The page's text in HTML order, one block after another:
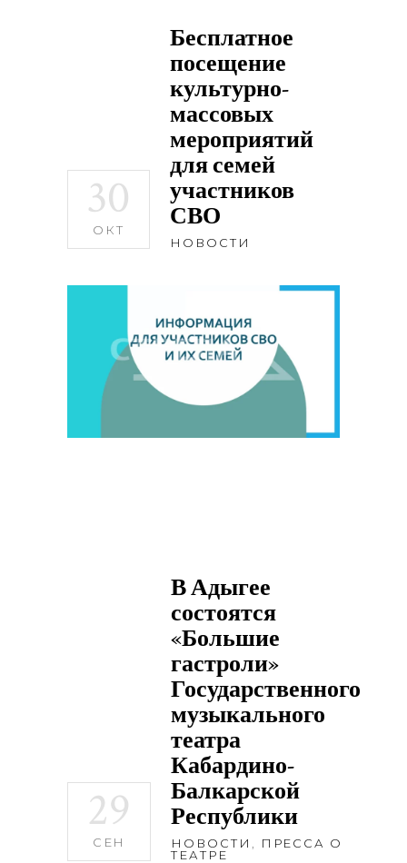
30
ОКТ
Бесплатное
посещение
культурно-
массовых
мероприятий
для семей
участников
СВО
НОВОСТИ
29
СЕН
В Адыгее
состоятся
«Большие
гастроли»
Государственного
музыкального
театра
Кабардино-
Балкарской
Республики
НОВОСТИ
ПРЕССА О
ТЕАТРЕ